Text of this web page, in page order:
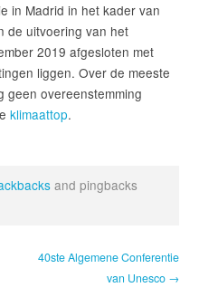
in Madrid in het kader van
de uitvoering van het
2019 afgesloten met
liggen. Over de meeste
geen overeenstemming
klimaattop.
and pingbacks
40ste Algemene Conferentie
van Unesco →